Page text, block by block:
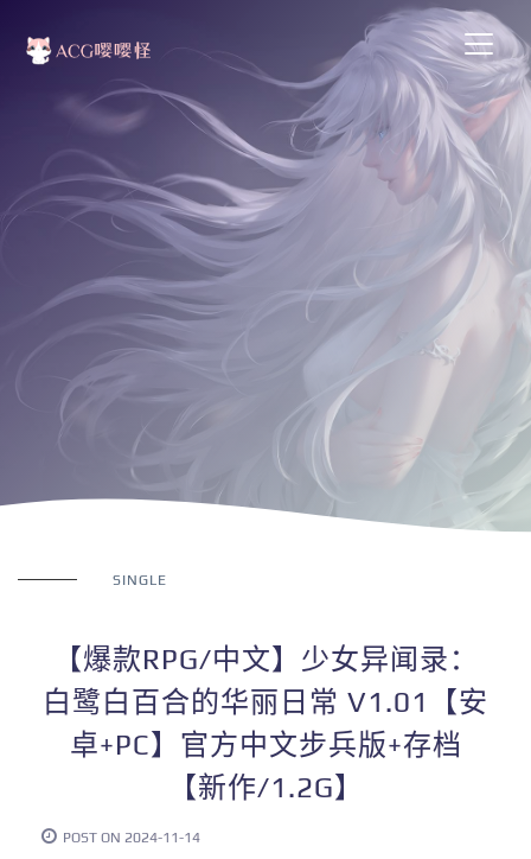
SINGLE
【爆款RPG/中文】少女异闻录：
白鹭白百合的华丽日常 V1.01【安
卓+PC】官方中文步兵版+存档
【新作/1.2G】
POST ON 2024-11-14